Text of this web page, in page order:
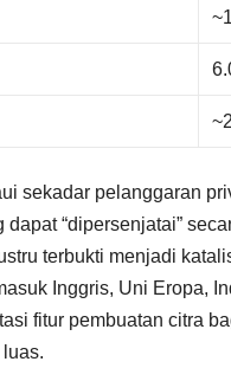
sekadar pelanggaran
“dipersenjatai”
terbukti menjadi
Inggris, Uni Eropa,
fitur pembuatan citra